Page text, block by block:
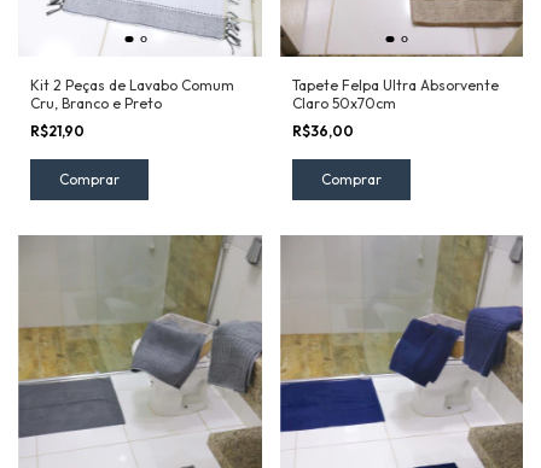
Kit 2 Peças de Lavabo Comum
Cru, Branco e Preto
R$21,90
Tapete Felpa Ultra Absorvente
Claro 50x70cm
R$36,00